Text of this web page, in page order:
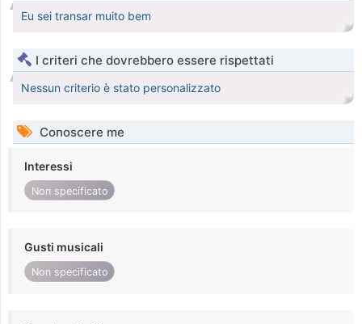
Eu sei transar muito bem
I criteri che dovrebbero essere rispettati
Nessun criterio è stato personalizzato
Conoscere me
Interessi
Non specificato
Gusti musicali
Non specificato